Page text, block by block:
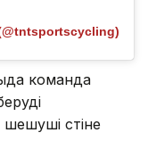
команда
сәтіне